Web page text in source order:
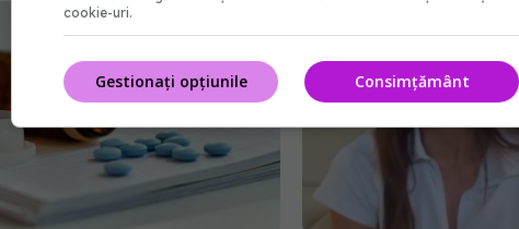
cookie-uri.
Consimțământ
Gestionați opțiunile